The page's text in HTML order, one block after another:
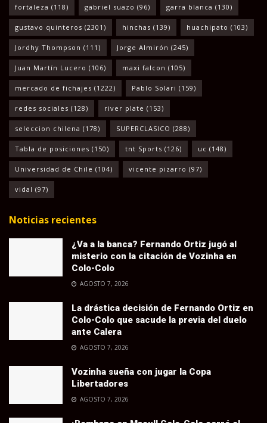
fortaleza (118) gabriel suazo (96) garra blanca (130)
gustavo quinteros (2301) hinchas (139) huachipato (103)
Jordhy Thompson (111) Jorge Almirón (245)
Juan Martín Lucero (106) maxi falcon (105)
mercado de fichajes (1222) Pablo Solari (159)
redes sociales (128) river plate (153)
seleccion chilena (178) SUPERCLASICO (288)
Tabla de posiciones (150) tnt Sports (126) uc (148)
Universidad de Chile (104) vicente pizarro (97)
vidal (97)
Noticias recientes
¿Va a la banca? Fernando Ortiz jugó al
misterio con la citación de Vozinha en
Colo-Colo
AGOSTO 7, 2026
La drástica decisión de Fernando Ortiz en
Colo-Colo que sacude la previa del duelo
ante Calera
AGOSTO 7, 2026
Vozinha sueña con jugar la Copa
Libertadores
AGOSTO 7, 2026